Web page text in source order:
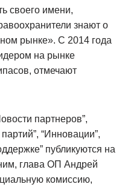
своего имени,
знают о
рынке». С 2014 года
на рынке
отмечают
партнеров”,
“Инновации”,
публикуются на
глава ОП Андрей
комиссию,